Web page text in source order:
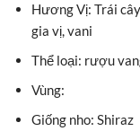
Hương Vị: Trái
gia vị, vani
Thể loại: rượu
Vùng:
Giống nho: Shiraz